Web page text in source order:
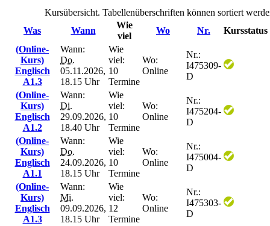
Kursübersicht. Tabellenüberschriften können sortiert
Was
Wann
Wie
viel
Wo Nr.
Kursstatus
(Online-
Kurs)
Englisch
A1.3
Wann:
Do.
05.11.2026,
18.15 Uhr
Wie
viel:
10
Termine
Wo:
Online
Nr.:
I475309-
D
(Online-
Kurs)
Englisch
A1.2
Wann:
Di.
29.09.2026,
18.40 Uhr
Wie
viel:
10
Termine
Wo:
Online
Nr.:
I475204-
D
(Online-
Kurs)
Englisch
A1.1
Wann:
Do.
24.09.2026,
18.15 Uhr
Wie
viel:
10
Termine
Wo:
Online
Nr.:
I475004-
D
(Online-
Kurs)
Englisch
A1.3
Wann:
Mi.
09.09.2026,
18.15 Uhr
Wie
viel:
12
Termine
Wo:
Online
Nr.:
I475303-
D